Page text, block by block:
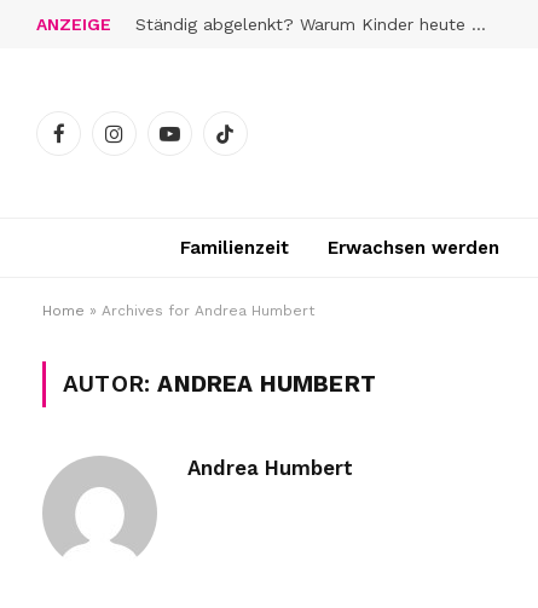
ANZEIGE Ständig abgelenkt? Warum Kinder heute schwerer zur Ruhe finden
FacebookInstagramYouTubeTikTok
Familienzeit Erwachsen werden
Home » Archives for Andrea Humbert
AUTOR:ANDREA HUMBERT
Andrea Humbert